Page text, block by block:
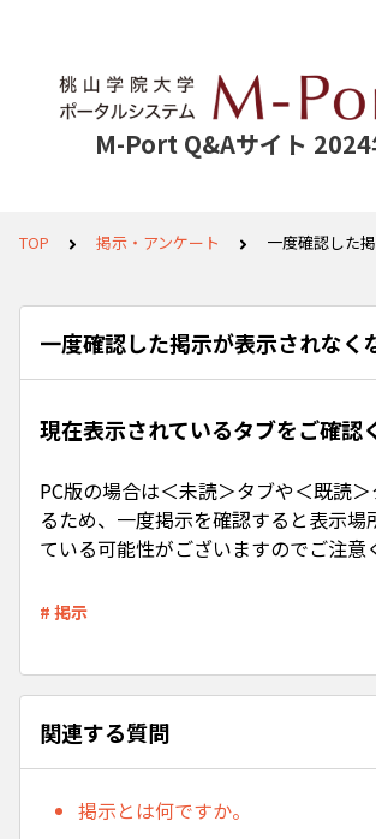
M-Port Q&Aサイト
TOP 掲示・アンケート 一度確認した
一度確認した掲示が表示されなく
現在表示されているタブをご確認
PC版の場合は＜未読＞タブや＜既読
るため、一度掲示を確認すると表示場
ている可能性がございますのでご注意
# 掲示
関連する質問
掲示とは何ですか。